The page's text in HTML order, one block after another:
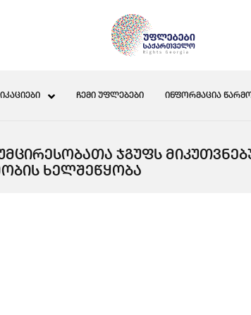
ᲩᲔᲛᲘ ᲣᲤᲚᲔᲑᲔᲑᲘ ᲘᲜᲤᲝᲠᲛᲐᲪᲘᲐ
ᲯᲒᲣᲤᲡ
ᲮᲔᲚᲨᲔᲬᲧᲝᲑᲐ